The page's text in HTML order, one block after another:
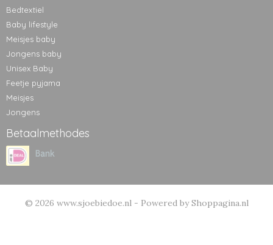
Bedtextiel
Baby lifestyle
Meisjes baby
Jongens baby
Unisex Baby
Feetje pyjama
Meisjes
Jongens
Betaalmethodes
© 2026 www.sjoebiedoe.nl - Powered by Shoppagina.nl